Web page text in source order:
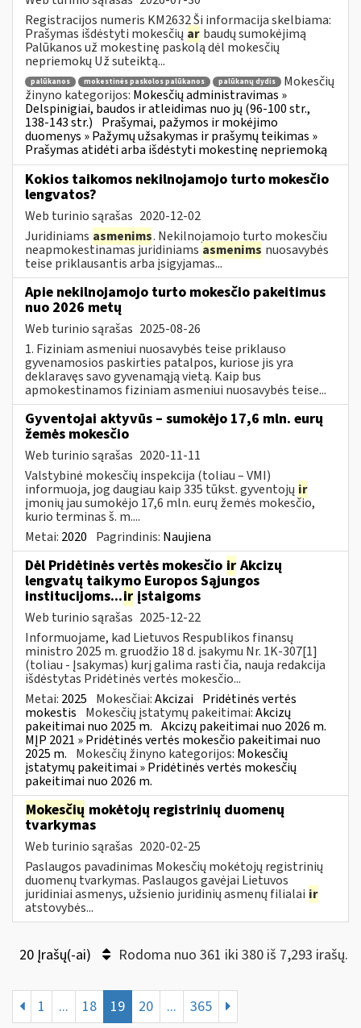
Registracijos numeris KM2632 Ši informacija skelbiama:
Prašymas išdėstyti mokesčių ar baudų sumokėjimą
Palūkanos už mokestinę paskolą dėl mokesčių
nepriemokų Už suteiktą...
palūkanos mokestinės paskolos palūkanos palūkanų dydis
Mokesčių
žinyno kategorijos: Mokesčių administravimas »
Delspinigiai, baudos ir atleidimas nuo jų (96-100 str.,
138-143 str.) Prašymai, pažymos ir mokėjimo
duomenys » Pažymų užsakymas ir prašymų teikimas »
Prašymas atidėti arba išdėstyti mokestinę nepriemoką
Kokios taikomos nekilnojamojo turto mokesčio
lengvatos?
Web turinio sąrašas 2020-12-02
Juridiniams asmenims. Nekilnojamojo turto mokesčiu
neapmokestinamas juridiniams asmenims nuosavybės
teise priklausantis arba įsigyjamas...
Apie nekilnojamojo turto mokesčio pakeitimus
nuo 2026 metų
Web turinio sąrašas 2025-08-26
1. Fiziniam asmeniui nuosavybės teise priklauso
gyvenamosios paskirties patalpos, kuriose jis yra
deklaravęs savo gyvenamąją vietą. Kaip bus
apmokestinamos fiziniam asmeniui nuosavybės teise...
Gyventojai aktyvūs – sumokėjo 17,6 mln. eurų
žemės mokesčio
Web turinio sąrašas 2020-11-11
Valstybinė mokesčių inspekcija (toliau – VMI)
informuoja, jog daugiau kaip 335 tūkst. gyventojų ir
įmonių jau sumokėjo 17,6 mln. eurų žemės mokesčio,
kurio terminas š. m....
Metai: 2020 Pagrindinis: Naujiena
Dėl Pridėtinės vertės mokesčio ir Akcizų
lengvatų taikymo Europos Sąjungos
institucijoms...ir įstaigoms
Web turinio sąrašas 2025-12-22
Informuojame, kad Lietuvos Respublikos finansų
ministro 2025 m. gruodžio 18 d. įsakymu Nr. 1K-307[1]
(toliau - Įsakymas) kurį galima rasti čia, nauja redakcija
išdėstytas Pridėtinės vertės mokesčio...
Metai: 2025 Mokesčiai:Akcizai Pridėtinės vertės
mokestis Mokesčių įstatymų pakeitimai:Akcizų
pakeitimai nuo 2025 m. Akcizų pakeitimai nuo 2026 m.
MĮP 2021 » Pridėtinės vertės mokesčio pakeitimai nuo
2025 m. Mokesčių žinyno kategorijos: Mokesčių
įstatymų pakeitimai » Pridėtinės vertės mokesčių
pakeitimai nuo 2026 m.
Mokesčių mokėtojų registrinių duomenų
tvarkymas
Web turinio sąrašas 2020-02-25
Paslaugos pavadinimas Mokesčių mokėtojų registrinių
duomenų tvarkymas. Paslaugos gavėjai Lietuvos
juridiniai asmenys, užsienio juridinių asmenų filialai ir
atstovybės...
20 Įrašų(-ai) Rodoma nuo 361 iki 380 iš 7,293 irašų.
1 ... 18 19 20 ... 365